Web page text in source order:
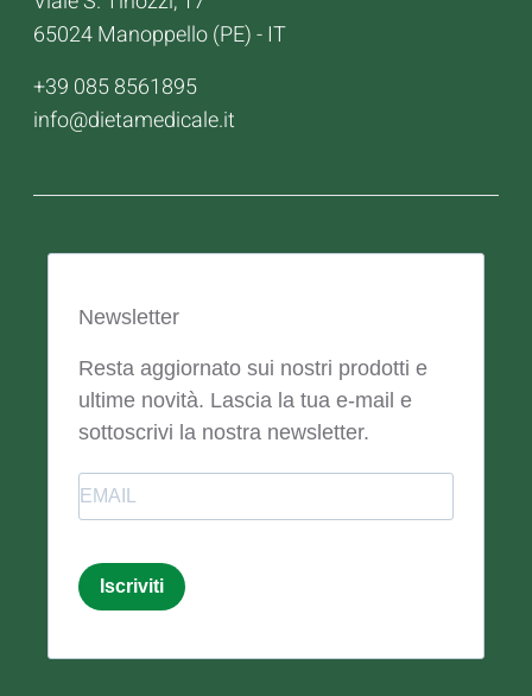
65024 Manoppello (PE) - IT
+39 085 8561895
info@dietamedicale.it
Newsletter
Resta aggiornato sui nostri prodotti e
ultime novità. Lascia la tua e-mail e
sottoscrivi la nostra newsletter.
Email
Iscriviti